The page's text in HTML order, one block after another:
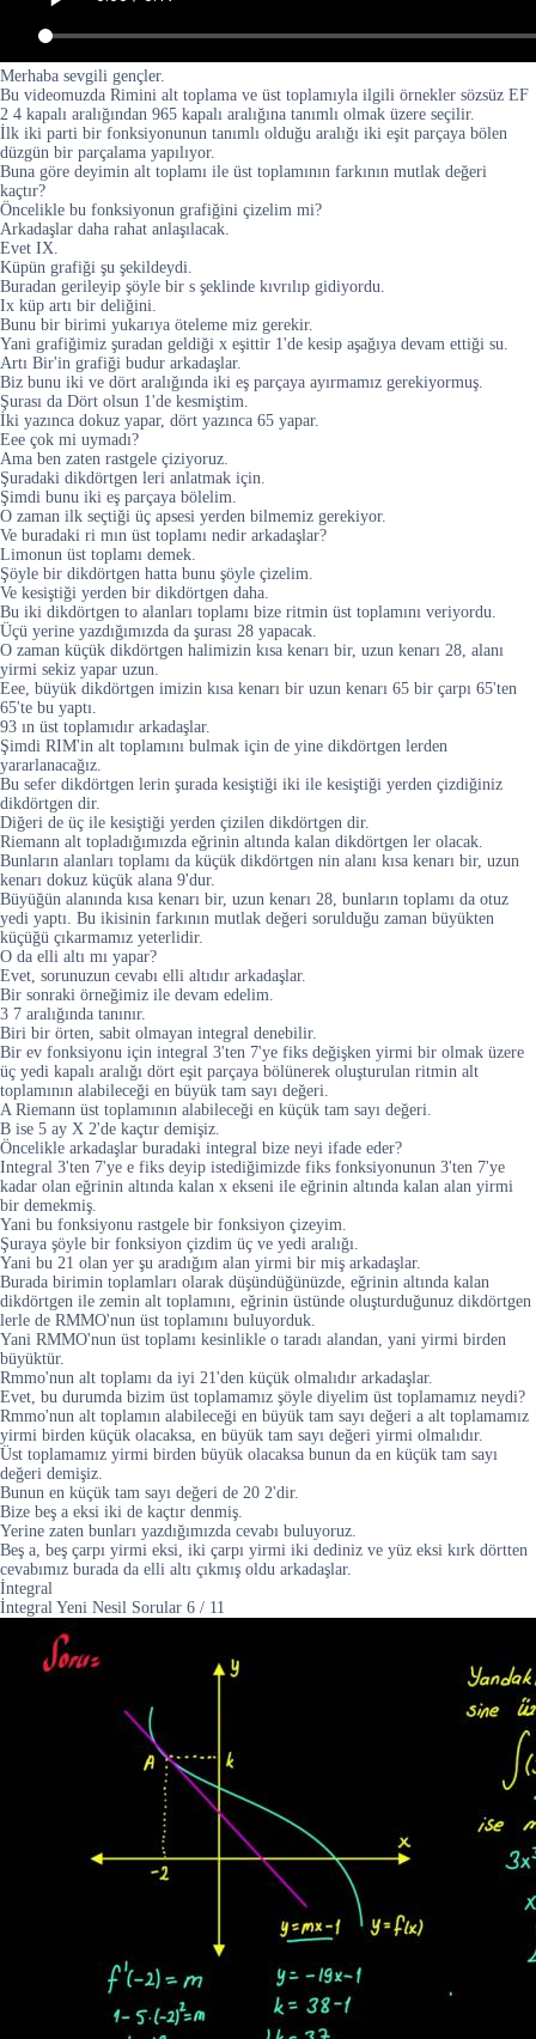
Merhaba sevgili gençler.
Bu videomuzda Rimini alt toplama ve üst toplamıyla ilgili örnekler sözsüz EF
2 4 kapalı aralığından 965 kapalı aralığına tanımlı olmak üzere seçilir.
İlk iki parti bir fonksiyonunun tanımlı olduğu aralığı iki eşit parçaya bölen
düzgün bir parçalama yapılıyor.
Buna göre deyimin alt toplamı ile üst toplamının farkının mutlak değeri
kaçtır?
Öncelikle bu fonksiyonun grafiğini çizelim mi?
Arkadaşlar daha rahat anlaşılacak.
Evet IX.
Küpün grafiği şu şekildeydi.
Buradan gerileyip şöyle bir s şeklinde kıvrılıp gidiyordu.
Ix küp artı bir deliğini.
Bunu bir birimi yukarıya öteleme miz gerekir.
Yani grafiğimiz şuradan geldiği x eşittir 1'de kesip aşağıya devam ettiği su.
Artı Bir'in grafiği budur arkadaşlar.
Biz bunu iki ve dört aralığında iki eş parçaya ayırmamız gerekiyormuş.
Şurası da Dört olsun 1'de kesmiştim.
İki yazınca dokuz yapar, dört yazınca 65 yapar.
Eee çok mi uymadı?
Ama ben zaten rastgele çiziyoruz.
Şuradaki dikdörtgen leri anlatmak için.
Şimdi bunu iki eş parçaya bölelim.
O zaman ilk seçtiği üç apsesi yerden bilmemiz gerekiyor.
Ve buradaki ri mın üst toplamı nedir arkadaşlar?
Limonun üst toplamı demek.
Şöyle bir dikdörtgen hatta bunu şöyle çizelim.
Ve kesiştiği yerden bir dikdörtgen daha.
Bu iki dikdörtgen to alanları toplamı bize ritmin üst toplamını veriyordu.
Üçü yerine yazdığımızda da şurası 28 yapacak.
O zaman küçük dikdörtgen halimizin kısa kenarı bir, uzun kenarı 28, alanı
yirmi sekiz yapar uzun.
Eee, büyük dikdörtgen imizin kısa kenarı bir uzun kenarı 65 bir çarpı 65'ten
65'te bu yaptı.
93 ın üst toplamıdır arkadaşlar.
Şimdi RIM'in alt toplamını bulmak için de yine dikdörtgen lerden
yararlanacağız.
Bu sefer dikdörtgen lerin şurada kesiştiği iki ile kesiştiği yerden çizdiğiniz
dikdörtgen dir.
Diğeri de üç ile kesiştiği yerden çizilen dikdörtgen dir.
Riemann alt topladığımızda eğrinin altında kalan dikdörtgen ler olacak.
Bunların alanları toplamı da küçük dikdörtgen nin alanı kısa kenarı bir, uzun
kenarı dokuz küçük alana 9'dur.
Büyüğün alanında kısa kenarı bir, uzun kenarı 28, bunların toplamı da otuz
yedi yaptı. Bu ikisinin farkının mutlak değeri sorulduğu zaman büyükten
küçüğü çıkarmamız yeterlidir.
O da elli altı mı yapar?
Evet, sorunuzun cevabı elli altıdır arkadaşlar.
Bir sonraki örneğimiz ile devam edelim.
3 7 aralığında tanınır.
Biri bir örten, sabit olmayan integral denebilir.
Bir ev fonksiyonu için integral 3'ten 7'ye fiks değişken yirmi bir olmak üzere
üç yedi kapalı aralığı dört eşit parçaya bölünerek oluşturulan ritmin alt
toplamının alabileceği en büyük tam sayı değeri.
A Riemann üst toplamının alabileceği en küçük tam sayı değeri.
B ise 5 ay X 2'de kaçtır demişiz.
Öncelikle arkadaşlar buradaki integral bize neyi ifade eder?
Integral 3'ten 7'ye e fiks deyip istediğimizde fiks fonksiyonunun 3'ten 7'ye
kadar olan eğrinin altında kalan x ekseni ile eğrinin altında kalan alan yirmi
bir demekmiş.
Yani bu fonksiyonu rastgele bir fonksiyon çizeyim.
Şuraya şöyle bir fonksiyon çizdim üç ve yedi aralığı.
Yani bu 21 olan yer şu aradığım alan yirmi bir miş arkadaşlar.
Burada birimin toplamları olarak düşündüğünüzde, eğrinin altında kalan
dikdörtgen ile zemin alt toplamını, eğrinin üstünde oluşturduğunuz dikdörtgen
lerle de RMMO'nun üst toplamını buluyorduk.
Yani RMMO'nun üst toplamı kesinlikle o taradı alandan, yani yirmi birden
büyüktür.
Rmmo'nun alt toplamı da iyi 21'den küçük olmalıdır arkadaşlar.
Evet, bu durumda bizim üst toplamamız şöyle diyelim üst toplamamız neydi?
Rmmo'nun alt toplamın alabileceği en büyük tam sayı değeri a alt toplamamız
yirmi birden küçük olacaksa, en büyük tam sayı değeri yirmi olmalıdır.
Üst toplamamız yirmi birden büyük olacaksa bunun da en küçük tam sayı
değeri demişiz.
Bunun en küçük tam sayı değeri de 20 2'dir.
Bize beş a eksi iki de kaçtır denmiş.
Yerine zaten bunları yazdığımızda cevabı buluyoruz.
Beş a, beş çarpı yirmi eksi, iki çarpı yirmi iki dediniz ve yüz eksi kırk dörtten
cevabımız burada da elli altı çıkmış oldu arkadaşlar.
İntegral
İntegral Yeni Nesil Sorular 6 / 11